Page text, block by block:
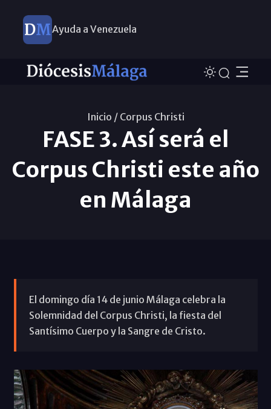
Ayuda a Venezuela
Inicio / Corpus Christi
FASE 3. Así será el
Corpus Christi este año
en Málaga
El domingo día 14 de junio Málaga celebra la
Solemnidad del Corpus Christi, la fiesta del
Santísimo Cuerpo y la Sangre de Cristo.